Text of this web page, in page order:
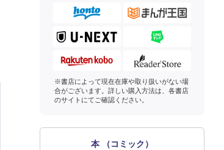
※書店によって現在在庫や取り扱いがない場
合がございます。詳しい購入方法は、各書店
のサイトにてご確認ください。
本 （コミック）